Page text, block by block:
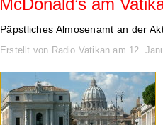
McDonald’s am
Päpstliches Almosenamt an der
Erstellt von Radio Vatikan am 12.